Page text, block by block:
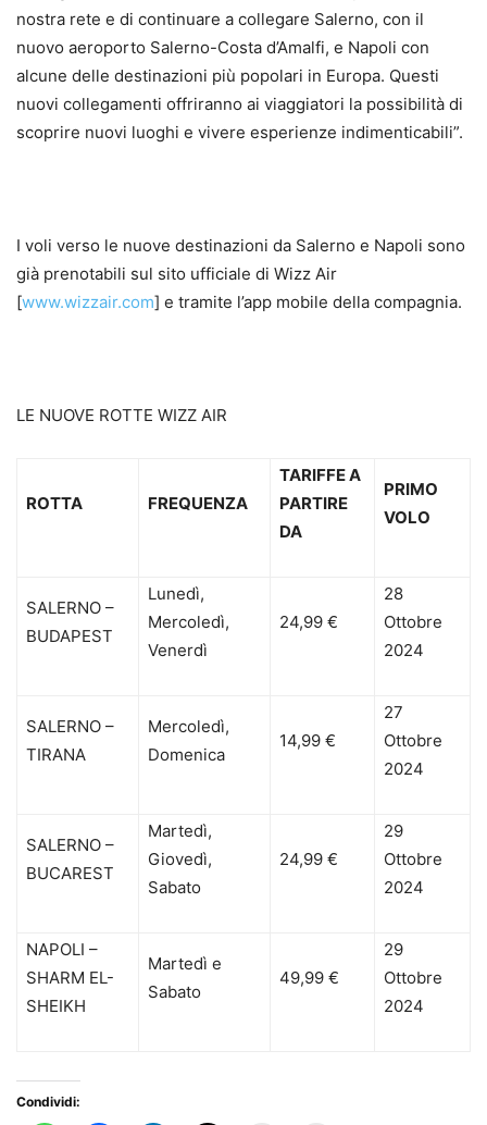
nostra rete e di continuare a collegare Salerno, con il
nuovo aeroporto Salerno-Costa d’Amalfi, e Napoli con
alcune delle destinazioni più popolari in Europa. Questi
nuovi collegamenti offriranno ai viaggiatori la possibilità di
scoprire nuovi luoghi e vivere esperienze indimenticabili”.
I voli verso le nuove destinazioni da Salerno e Napoli sono
già prenotabili sul sito ufficiale di Wizz Air
[www.wizzair.com] e tramite l’app mobile della compagnia.
LE NUOVE ROTTE WIZZ AIR
ROTTA FREQUENZA
TARIFFE A
PARTIRE
DA
PRIMO
VOLO
SALERNO –
BUDAPEST
Lunedì,
Mercoledì,
Venerdì
24,99 €
28
Ottobre
2024
SALERNO –
TIRANA
Mercoledì,
Domenica
14,99 €
27
Ottobre
2024
SALERNO –
BUCAREST
Martedì,
Giovedì,
Sabato
24,99 €
29
Ottobre
2024
NAPOLI –
SHARM EL-
SHEIKH
Martedì e
Sabato
49,99 €
29
Ottobre
2024
Condividi: